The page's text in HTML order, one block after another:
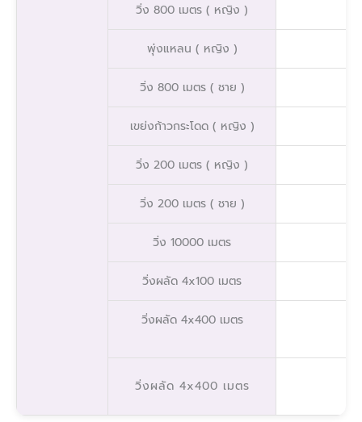
วิ่ง 800 เมตร ( หญิง )
พุ่งแหลน ( หญิง )
วิ่ง 800 เมตร ( ชาย )
เขย่งก้าวกระโดด ( หญิง )
วิ่ง 200 เมตร ( หญิง )
วิ่ง 200 เมตร ( ชาย )
วิ่ง 10000 เมตร
วิ่งผลัด 4x100 เมตร
วิ่งผลัด 4x400 เมตร
วิ่งผลัด 4x400 เมตร